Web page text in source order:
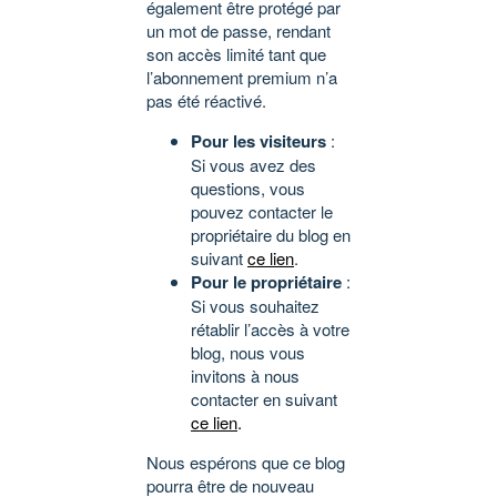
également être protégé par
un mot de passe, rendant
son accès limité tant que
l’abonnement premium n’a
pas été réactivé.
Pour les visiteurs :
Si vous avez des
questions, vous
pouvez contacter le
propriétaire du blog en
suivantce lien.
Pour le propriétaire :
Si vous souhaitez
rétablir l’accès à votre
blog, nous vous
invitons à nous
contacter en suivant
ce lien.
Nous espérons que ce blog
pourra être de nouveau